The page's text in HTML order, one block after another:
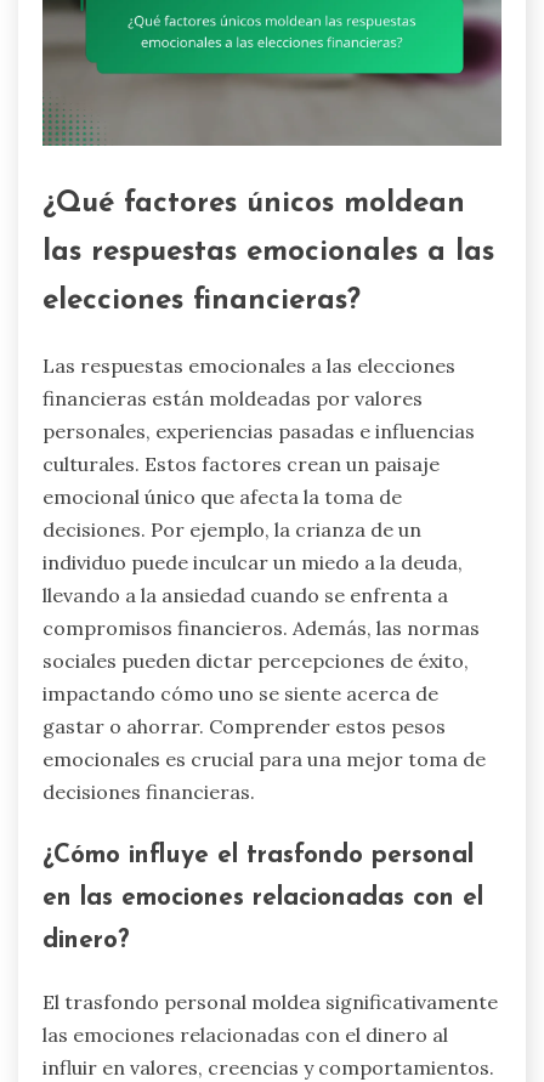
¿Qué factores únicos moldean
las respuestas emocionales a las
elecciones financieras?
Las respuestas emocionales a las elecciones
financieras están moldeadas por valores
personales, experiencias pasadas e influencias
culturales. Estos factores crean un paisaje
emocional único que afecta la toma de
decisiones. Por ejemplo, la crianza de un
individuo puede inculcar un miedo a la deuda,
llevando a la ansiedad cuando se enfrenta a
compromisos financieros. Además, las normas
sociales pueden dictar percepciones de éxito,
impactando cómo uno se siente acerca de
gastar o ahorrar. Comprender estos pesos
emocionales es crucial para una mejor toma de
decisiones financieras.
¿Cómo influye el trasfondo personal
en las emociones relacionadas con el
dinero?
El trasfondo personal moldea significativamente
las emociones relacionadas con el dinero al
influir en valores, creencias y comportamientos.